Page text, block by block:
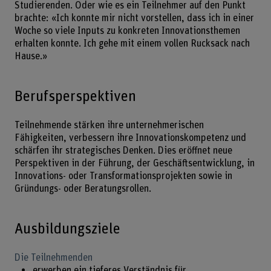
Studierenden. Oder wie es ein Teilnehmer auf den Punkt
brachte: «Ich konnte mir nicht vorstellen, dass ich in einer
Woche so viele Inputs zu konkreten Innovationsthemen
erhalten konnte. Ich gehe mit einem vollen Rucksack nach
Hause.»
Berufsperspektiven
Teilnehmende stärken ihre unternehmerischen
Fähigkeiten, verbessern ihre Innovationskompetenz und
schärfen ihr strategisches Denken. Dies eröffnet neue
Perspektiven in der Führung, der Geschäftsentwicklung, in
Innovations- oder Transformationsprojekten sowie in
Gründungs- oder Beratungsrollen.
Ausbildungsziele
Die Teilnehmenden